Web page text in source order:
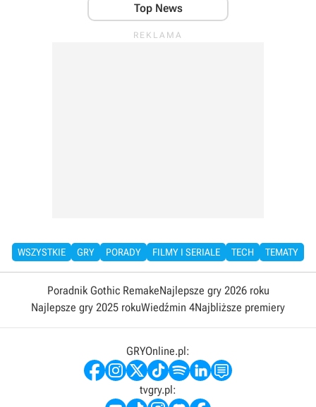
Top News
WSZYSTKIE GRY PORADY FILMY I SERIALE TECH TEMATY
Poradnik Gothic RemakeNajlepsze gry 2026 roku
Najlepsze gry 2025 rokuWiedźmin 4Najbliższe premiery
GRYOnline.pl:
tvgry.pl: